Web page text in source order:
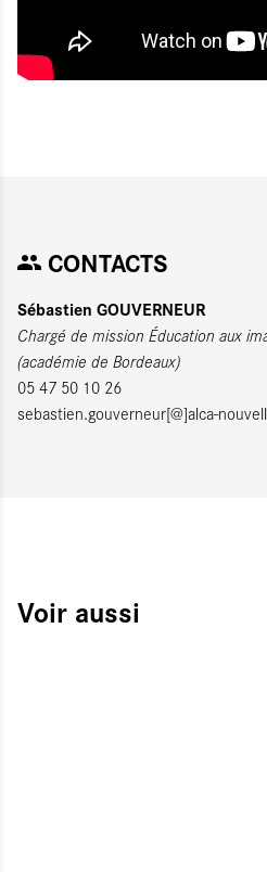
CONTACTS
Sébastien GOUVERNEUR
Chargé de mission Éducation aux
(académie de Bordeaux)
05 47 50 10 26
sebastien.gouverneur[@]alca-
Voir aussi